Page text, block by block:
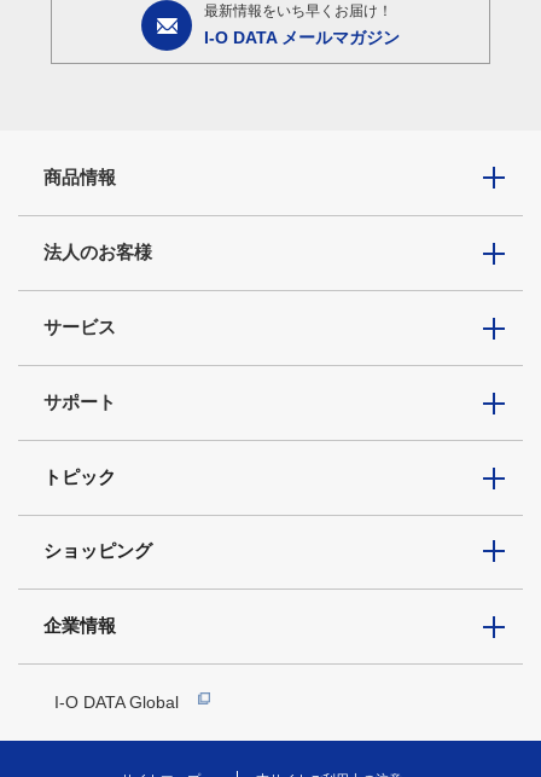
最新情報をいち早くお届け！
I-O DATA メールマガジン
商品情報
法人のお客様
サービス
サポート
トピック
ショッピング
企業情報
I-O DATA Global